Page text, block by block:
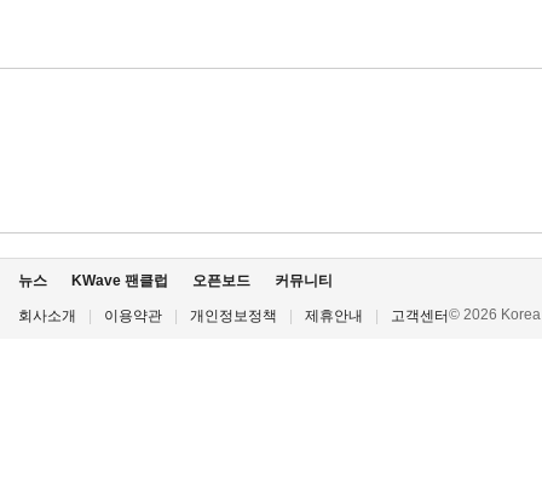
뉴스 KWave 팬클럽 오픈보드 커뮤니티
회사소개 이용약관 개인정보정책 제휴안내 고객센터© 2026